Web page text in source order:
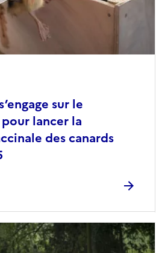
sur le
lancer la
des canards